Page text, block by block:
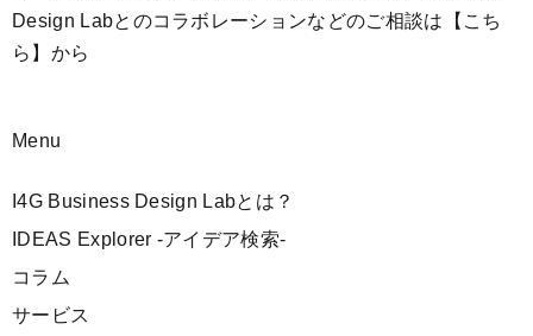
Design Labとのコラボレーションなどのご相談は 【こち
ら】 から
Menu
I4G Business Design Labとは？
IDEAS Explorer -アイデア検索-
コラム
サービス